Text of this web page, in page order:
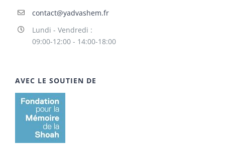
contact@yadvashem.fr
Lundi - Vendredi :
09:00-12:00 - 14:00-18:00
AVEC LE SOUTIEN DE